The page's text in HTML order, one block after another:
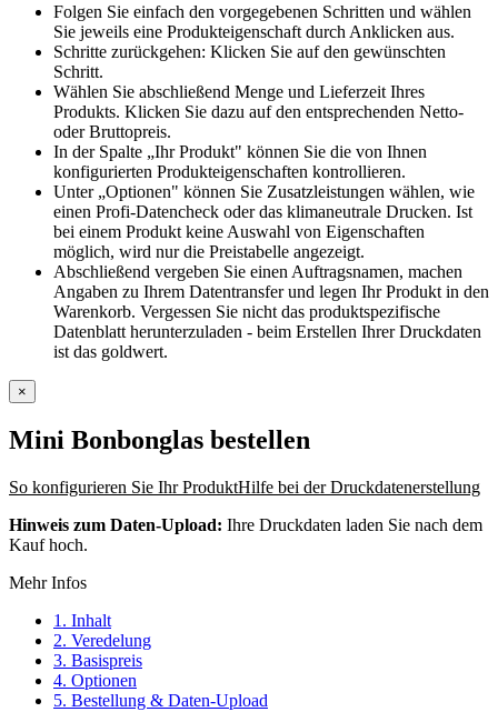
Folgen Sie einfach den vorgegebenen Schritten und wählen
Sie jeweils eine Produkteigenschaft durch Anklicken aus.
Schritte zurückgehen: Klicken Sie auf den gewünschten
Schritt.
Wählen Sie abschließend Menge und Lieferzeit Ihres
Produkts. Klicken Sie dazu auf den entsprechenden Netto-
oder Bruttopreis.
In der Spalte „Ihr Produkt" können Sie die von Ihnen
konfigurierten Produkteigenschaften kontrollieren.
Unter „Optionen" können Sie Zusatzleistungen wählen, wie
einen Profi-Datencheck oder das klimaneutrale Drucken. Ist
bei einem Produkt keine Auswahl von Eigenschaften
möglich, wird nur die Preistabelle angezeigt.
Abschließend vergeben Sie einen Auftragsnamen, machen
Angaben zu Ihrem Datentransfer und legen Ihr Produkt in den
Warenkorb. Vergessen Sie nicht das produktspezifische
Datenblatt herunterzuladen - beim Erstellen Ihrer Druckdaten
ist das goldwert.
×
Mini Bonbonglas bestellen
So konfigurieren Sie Ihr ProduktHilfe bei der Druckdatenerstellung
Hinweis zum Daten-Upload: Ihre Druckdaten laden Sie nach dem
Kauf hoch.
Mehr Infos
1. Inhalt
2. Veredelung
3. Basispreis
4. Optionen
5. Bestellung & Daten-Upload